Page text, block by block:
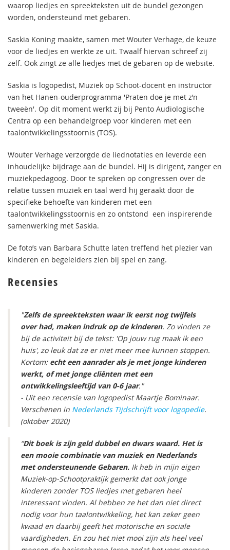
waarop liedjes en spreekteksten uit de bundel gezongen
worden, ondersteund met gebaren.
Saskia Koning maakte, samen met Wouter Verhage, de keuze
voor de liedjes en werkte ze uit. Twaalf hiervan schreef zij
zelf. Ook zingt ze alle liedjes met de gebaren op de website.
Saskia is logopedist, Muziek op Schoot-docent en instructor
van het Hanen-ouderprogramma 'Praten doe je met z’n
tweeën'. Op dit moment werkt zij bij Pento Audiologische
Centra op een behandelgroep voor kinderen met een
taalontwikkelingsstoornis (TOS).
Wouter Verhage verzorgde de liednotaties en leverde een
inhoudelijke bijdrage aan de bundel. Hij is dirigent, zanger en
muziekpedagoog. Door te spreken op congressen over de
relatie tussen muziek en taal werd hij geraakt door de
specifieke behoefte van kinderen met een
taalontwikkelingsstoornis en zo ontstond een inspirerende
samenwerking met Saskia.
De foto’s van Barbara Schutte laten treffend het plezier van
kinderen en begeleiders zien bij spel en zang.
Recensies
"Zelfs de spreekteksten waar ik eerst nog twijfels
over had, maken indruk op de kinderen. Zo vinden ze
bij de activiteit bij de tekst: 'Op jouw rug maak ik een
huis', zo leuk dat ze er niet meer mee kunnen stoppen.
Kortom: echt een aanrader als je met jonge kinderen
werkt, of met jonge cliënten met een
ontwikkelingsleeftijd van 0-6 jaar."
- Uit een recensie van logopedist Maartje Bominaar.
Verschenen in Nederlands Tijdschrijft voor logopedie.
(oktober 2020)
“Dit boek is zijn geld dubbel en dwars waard. Het is
een mooie combinatie van muziek en Nederlands
met ondersteunende Gebaren. Ik heb in mijn eigen
Muziek-op-Schootpraktijk gemerkt dat ook jonge
kinderen zonder TOS liedjes met gebaren heel
interessant vinden. Al hebben ze het dan niet direct
nodig voor hun taalontwikkeling, het kan zeker geen
kwaad en daarbij geeft het motorische en sociale
vaardigheden. En zou het niet mooi zijn als heel veel